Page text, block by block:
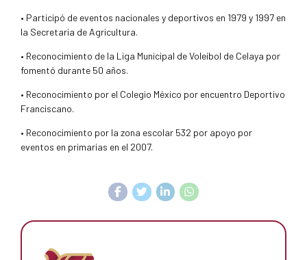
• Participó de eventos nacionales y deportivos en 1979 y 1997 en
la Secretaria de Agricultura.
• Reconocimiento de la Liga Municipal de Voleibol de Celaya por
fomentó durante 50 años.
• Reconocimiento por el Colegio México por encuentro Deportivo
Franciscano.
• Reconocimiento por la zona escolar 532 por apoyo por
eventos en primarias en el 2007.